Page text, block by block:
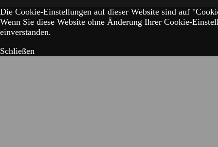
Die Cookie-Einstellungen auf dieser Website sind auf
Wenn Sie diese Website ohne Änderung Ihrer Cookie-
einverstanden.
Schließen